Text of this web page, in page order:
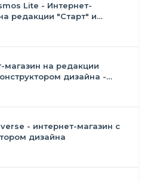
Lite - Интернет-
редакции "Старт" и
магазин на редакции
дизайна -
- интернет-магазин с
дизайна